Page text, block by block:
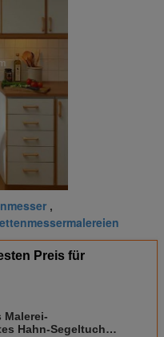
,
Preis für
Malerei-
Hahn-Segeltuch